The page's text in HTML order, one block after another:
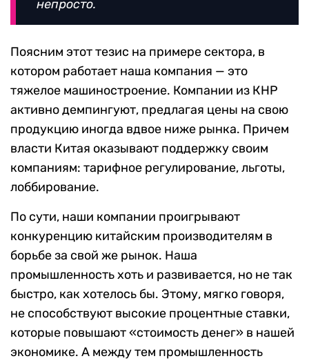
непросто.
Поясним этот тезис на примере сектора, в
котором работает наша компания — это
тяжелое машиностроение. Компании из КНР
активно демпингуют, предлагая цены на свою
продукцию иногда вдвое ниже рынка. Причем
власти Китая оказывают поддержку своим
компаниям: тарифное регулирование, льготы,
лоббирование.
По сути, наши компании проигрывают
конкуренцию китайским производителям в
борьбе за свой же рынок. Наша
промышленность хоть и развивается, но не так
быстро, как хотелось бы. Этому, мягко говоря,
не способствуют высокие процентные ставки,
которые повышают «стоимость денег» в нашей
экономике. А между тем промышленность